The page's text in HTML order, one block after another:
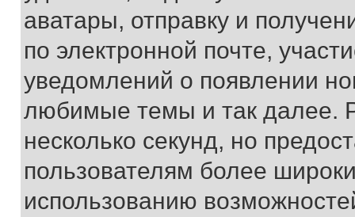
аватары, отправку и
по электронной почте,
уведомлений о появлении
любимые темы и так далее.
несколько секунд, но
пользователям более
использованию